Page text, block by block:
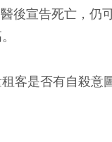
後宣告死亡，仍
客是否有自殺意